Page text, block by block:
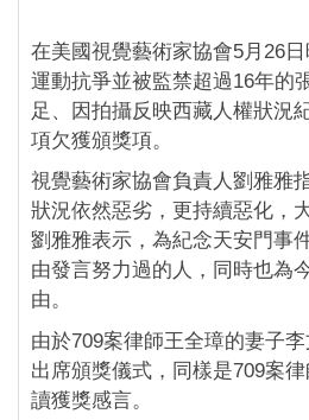
在美國視覺藝術家協會5月26
運動抗爭並被監禁超過16年的
足、因拍攝反映西藏人權狀況
項欠獲頒獎項。
視覺藝術家協會負責人劉雅雅
狀況依然惡劣，更持續惡化，
劉雅雅表示，為紀念天安門事
由發言努力過的人，同時也為
由。
由於709案律師王全璋的妻子
出席頒獎儀式，同樣是709案
讀獲獎感言。